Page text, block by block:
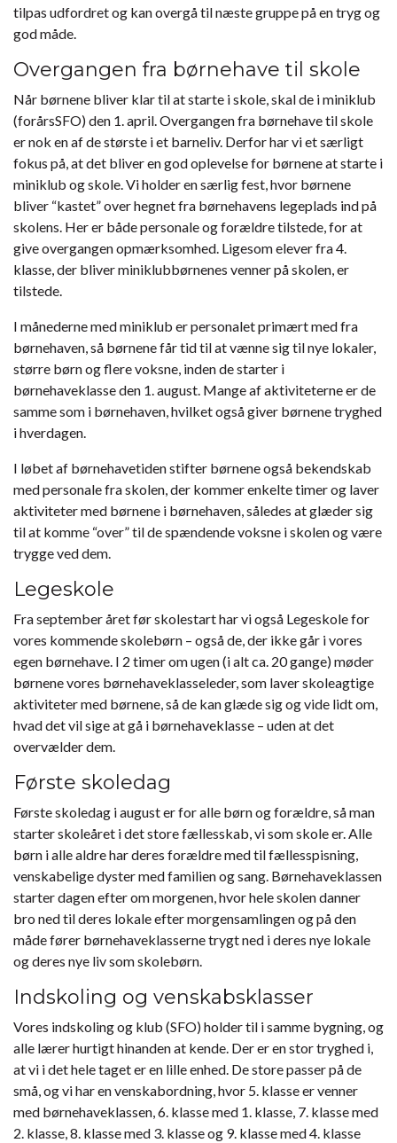
tilpas udfordret og kan overgå til næste gruppe på en tryg og
god måde.
Overgangen fra børnehave til skole
Når børnene bliver klar til at starte i skole, skal de i miniklub
(forårsSFO) den 1. april. Overgangen fra børnehave til skole
er nok en af de største i et barneliv. Derfor har vi et særligt
fokus på, at det bliver en god oplevelse for børnene at starte i
miniklub og skole. Vi holder en særlig fest, hvor børnene
bliver “kastet” over hegnet fra børnehavens legeplads ind på
skolens. Her er både personale og forældre tilstede, for at
give overgangen opmærksomhed. Ligesom elever fra 4.
klasse, der bliver miniklubbørnenes venner på skolen, er
tilstede.
I månederne med miniklub er personalet primært med fra
børnehaven, så børnene får tid til at vænne sig til nye lokaler,
større børn og flere voksne, inden de starter i
børnehaveklasse den 1. august. Mange af aktiviteterne er de
samme som i børnehaven, hvilket også giver børnene tryghed
i hverdagen.
I løbet af børnehavetiden stifter børnene også bekendskab
med personale fra skolen, der kommer enkelte timer og laver
aktiviteter med børnene i børnehaven, således at glæder sig
til at komme “over” til de spændende voksne i skolen og være
trygge ved dem.
Legeskole
Fra september året før skolestart har vi også Legeskole for
vores kommende skolebørn – også de, der ikke går i vores
egen børnehave. I 2 timer om ugen (i alt ca. 20 gange) møder
børnene vores børnehaveklasseleder, som laver skoleagtige
aktiviteter med børnene, så de kan glæde sig og vide lidt om,
hvad det vil sige at gå i børnehaveklasse – uden at det
overvælder dem.
Første skoledag
Første skoledag i august er for alle børn og forældre, så man
starter skoleåret i det store fællesskab, vi som skole er. Alle
børn i alle aldre har deres forældre med til fællesspisning,
venskabelige dyster med familien og sang. Børnehaveklassen
starter dagen efter om morgenen, hvor hele skolen danner
bro ned til deres lokale efter morgensamlingen og på den
måde fører børnehaveklasserne trygt ned i deres nye lokale
og deres nye liv som skolebørn.
Indskoling og venskabsklasser
Vores indskoling og klub (SFO) holder til i samme bygning, og
alle lærer hurtigt hinanden at kende. Der er en stor tryghed i,
at vi i det hele taget er en lille enhed. De store passer på de
små, og vi har en venskabordning, hvor 5. klasse er venner
med børnehaveklassen, 6. klasse med 1. klasse, 7. klasse med
2. klasse, 8. klasse med 3. klasse og 9. klasse med 4. klasse